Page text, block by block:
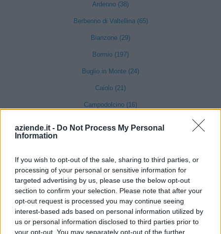
aziende.it - Do Not Process My Personal
Information
If you wish to opt-out of the sale, sharing to third parties, or
processing of your personal or sensitive information for
targeted advertising by us, please use the below opt-out
section to confirm your selection. Please note that after your
opt-out request is processed you may continue seeing
interest-based ads based on personal information utilized by
us or personal information disclosed to third parties prior to
your opt-out. You may separately opt-out of the further
Ardenno (38)
Berbenno di Valtellina (65)
Bianzone (29)
Bormio (197)
Buglio in Monte (24)
Caiolo (21)
Campodolcino (16)
Cedrasco (8)
Cercino (11)
Chiavenna (138)
Chiesa in Valmalenco (56)